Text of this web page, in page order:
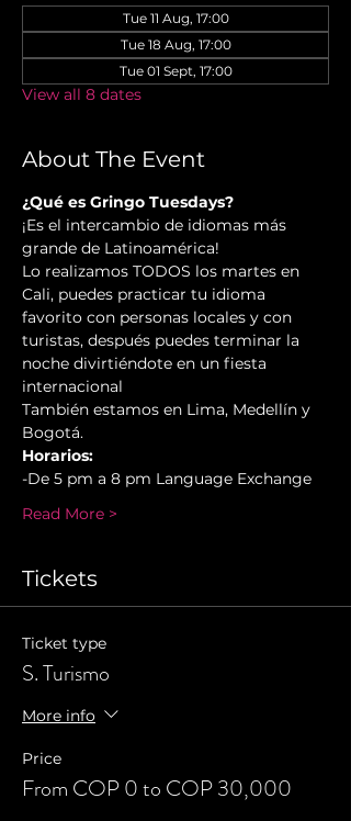
Tue 11 Aug, 17:00
Tue 18 Aug, 17:00
Tue 01 Sept, 17:00
View all 8 dates
About The Event
¿Qué es Gringo Tuesdays?
¡Es el intercambio de idiomas más
grande de Latinoamérica!
Lo realizamos TODOS los martes en
Cali, puedes practicar tu idioma
favorito con personas locales y con
turistas, después puedes terminar la
noche divirtiéndote en un fiesta
internacional
También estamos en Lima, Medellín y
Bogotá.
Horarios:
-De 5 pm a 8 pm Language Exchange
Read More >
Tickets
Ticket type
S. Turismo
More info
Price
From COP 0 to COP 30,000